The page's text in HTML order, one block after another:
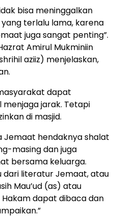
bisa meninggalkan
terlalu lama, karena
juga sangat penting”.
Amirul Mukminiin
aziiz) menjelaskan,
dapat
menjaga jarak. Tetapi
di masjid.
Jemaat hendaknya shalat
masing dan juga
bersama keluarga.
dari literatur Jemaat, atau
Mau’ud (as) atau
Hakam dapat dibaca dan